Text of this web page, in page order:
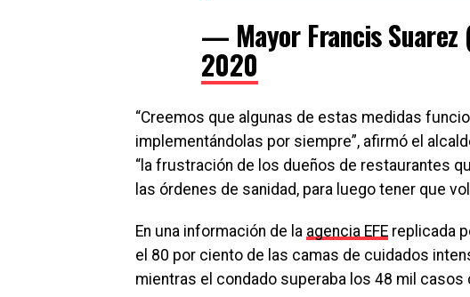
— Mayor Francis Suarez
2020
“Creemos que algunas de estas medidas
implementándolas por siempre”, afirmó el
“la frustración de los dueños de restaurantes
las órdenes de sanidad, para luego tener que
En una información de la agencia EFE replicada
el 80 por ciento de las camas de cuidados
mientras el condado superaba los 48 mil